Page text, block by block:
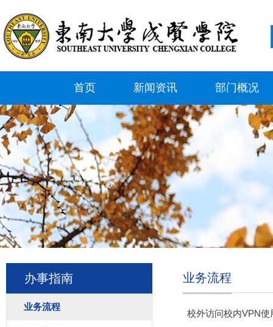
首页 新闻资讯 部门概况
办事指南
业务流程
业务流程
校外访问校内VPN使